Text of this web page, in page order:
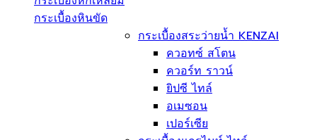
กระเบื้องหินขัด
กระเบื้องสระว่ายน้ำ KENZAI
ควอทซ์ สโตน
ควอร์ท ราวน์
ยิปซี ไทล์
อเมซอน
เปอร์เซีย